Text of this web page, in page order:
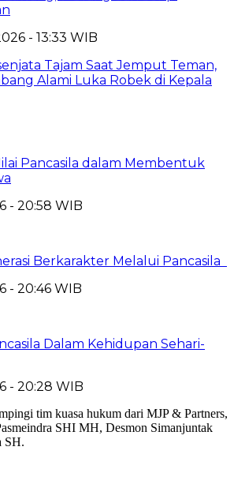
- 13:33 WIB
Tajam Saat Jemput Teman,
Alami Luka Robek di Kepala
Pancasila dalam Membentuk
- 20:58 WIB
Berkarakter Melalui Pancasila
- 20:46 WIB
Dalam Kehidupan Sehari-
- 20:28 WIB